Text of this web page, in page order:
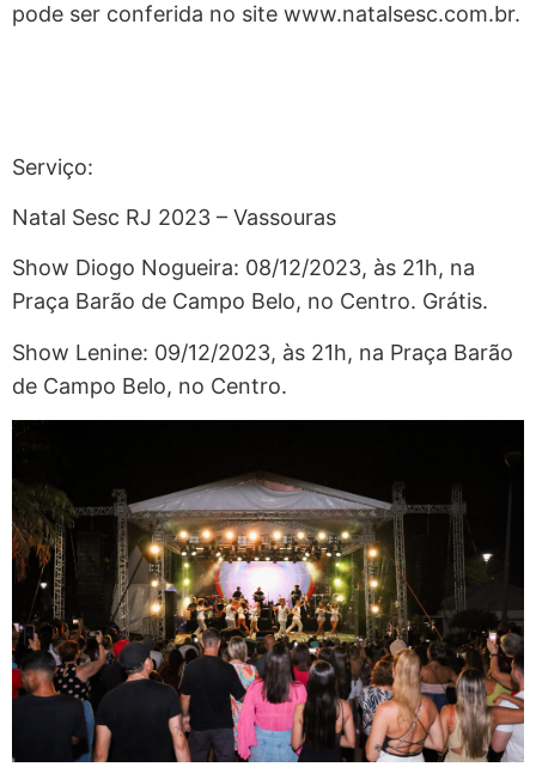
pode ser conferida no site www.natalsesc.com.br.
Serviço:
Natal Sesc RJ 2023 – Vassouras
Show Diogo Nogueira: 08/12/2023, às 21h, na
Praça Barão de Campo Belo, no Centro. Grátis.
Show Lenine: 09/12/2023, às 21h, na Praça Barão
de Campo Belo, no Centro.